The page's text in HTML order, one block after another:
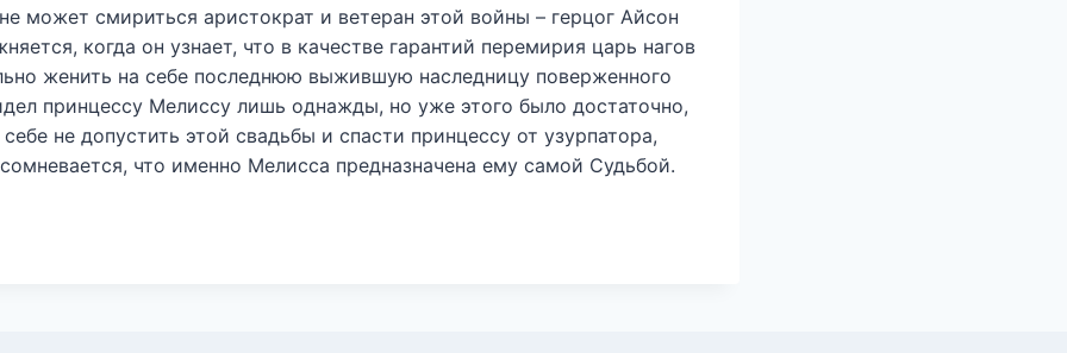
может смириться аристократ и ветеран этой войны – герцог Айсон
когда он узнает, что в качестве гарантий перемирия царь нагов
женить на себе последнюю выжившую наследницу поверженного
принцессу Мелиссу лишь однажды, но уже этого было достаточно,
не допустить этой свадьбы и спасти принцессу от узурпатора,
что именно Мелисса предназначена ему самой Судьбой.